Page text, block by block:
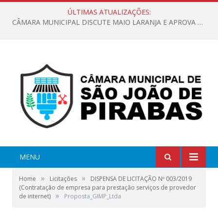
ÚLTIMAS ATUALIZAÇÕES:
CÂMARA MUNICIPAL DISCUTE MAIO LARANJA E APROVA REQUERIMENTO SOBRE SINALIZAÇÃO URBANA
MENU
Home » Licitações »
DISPENSA DE LICITAÇÃO Nº 003/2019
(Contratação de empresa para prestação serviços de provedor
de internet) » Proposta_GIMP_Ltda